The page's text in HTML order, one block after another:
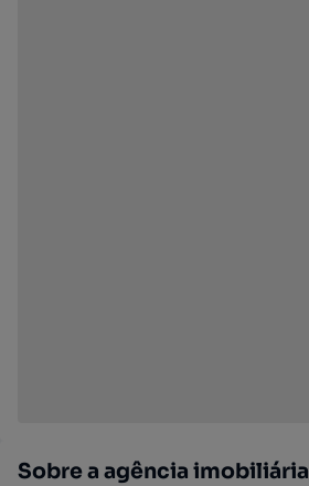
Sobre a agência imobiliária